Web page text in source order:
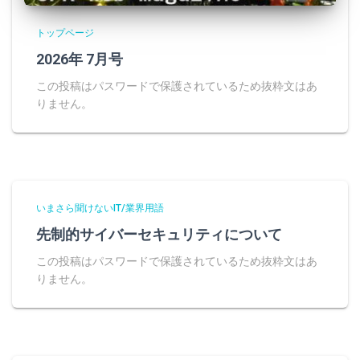
トップページ
2026年 7月号
この投稿はパスワードで保護されているため抜粋文はあ
りません。
いまさら聞けないIT/業界用語
先制的サイバーセキュリティについて
この投稿はパスワードで保護されているため抜粋文はあ
りません。